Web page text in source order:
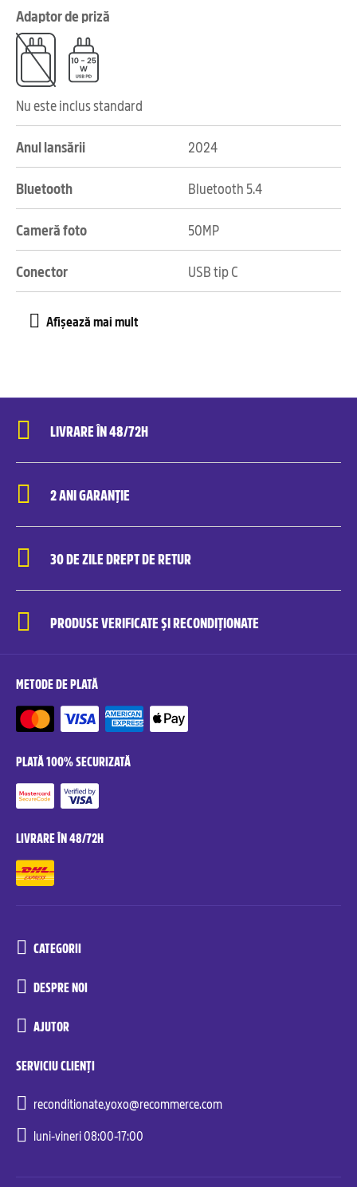
Adaptor de priză
Nu este inclus standard
Anul lansării 2024
Bluetooth Bluetooth 5.4
Cameră foto 50MP
Conector USB tip C
LIVRARE ÎN 48/72H
2 ANI GARANȚIE
30 DE ZILE DREPT DE RETUR
PRODUSE VERIFICATE ȘI RECONDIȚIONATE
METODE DE PLATĂ
PLATĂ 100% SECURIZATĂ
LIVRARE ÎN 48/72H
CATEGORII
DESPRE NOI
AJUTOR
SERVICIU CLIENȚI
reconditionate.yoxo@recommerce.com
luni-vineri 08:00-17:00